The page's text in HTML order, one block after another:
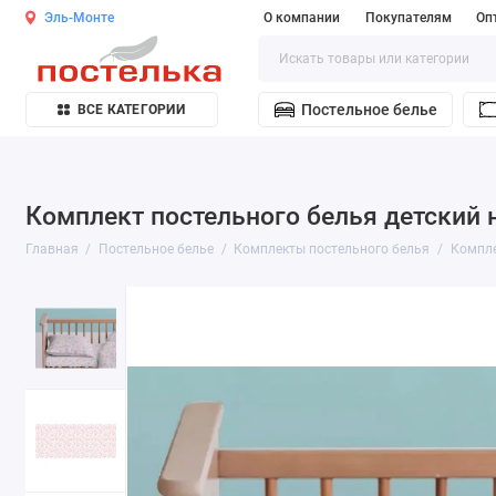
Эль-Монте О компании Покупателям
ВСЕ КАТЕГОРИИ Постельное белье
Комплект постельного белья
Главная Постельное белье Комплекты постельного белья